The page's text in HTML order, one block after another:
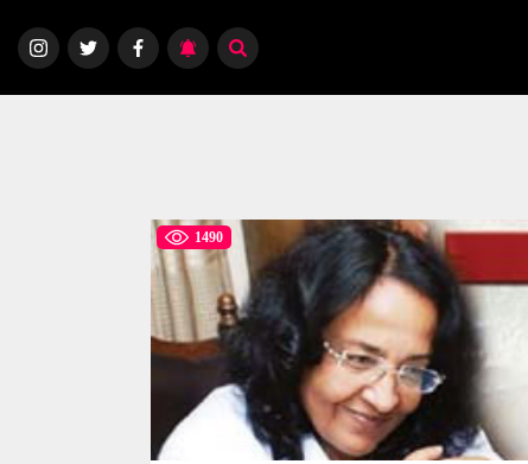
1490